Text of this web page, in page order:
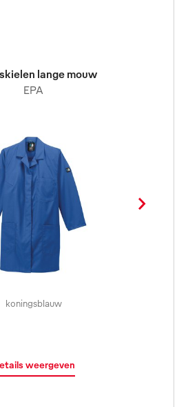
lange mouw
EPA
koningsblauw
weergeven